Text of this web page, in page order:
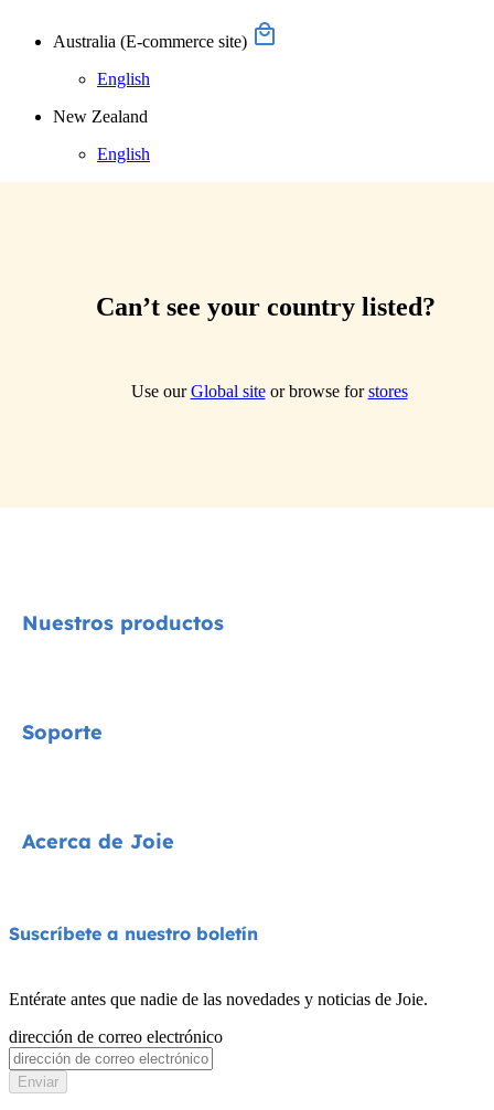
Australia (E-commerce site)
English
New Zealand
English
Can’t see your country listed?
Use ourGlobal siteor browse forstores
Nuestros productos
Cochecitos
Columpios y hamacas
Cunas
Portabebés
Soporte
Manuales de instrucciones
Sitemap
Acerca de Joie
Quiénes somos
Registra tu producto
Suscríbete a nuestro boletín
Entérate antes que nadie de las novedades y noticias de Joie.
dirección de correo electrónico
Enviar